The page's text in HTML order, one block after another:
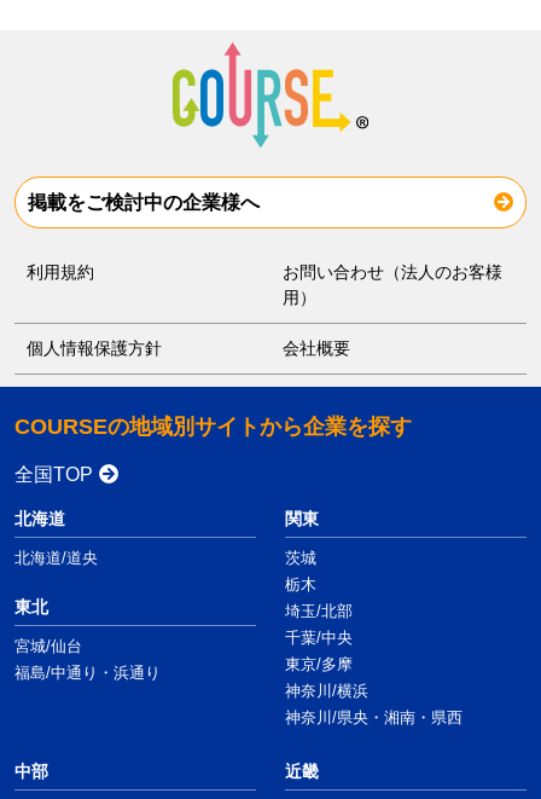
掲載をご検討中の企業様へ
利用規約
お問い合わせ（法人のお客様
用）
個人情報保護方針 会社概要
COURSEの地域別サイトから企業を探す
全国TOP
北海道
北海道/道央
東北
宮城/仙台
福島/中通り・浜通り
関東
茨城
栃木
埼玉/北部
千葉/中央
東京/多摩
神奈川/横浜
神奈川/県央・湘南・県西
中部 近畿